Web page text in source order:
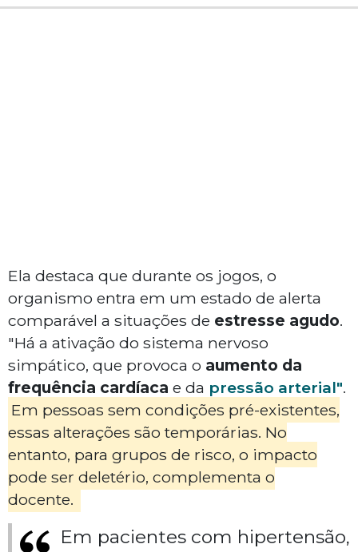
Ela destaca que durante os jogos, o
organismo entra em um estado de alerta
comparável a situações de estresse agudo.
"Há a ativação do sistema nervoso
simpático, que provoca o aumento da
frequência cardíaca e da pressão arterial".
Em pessoas sem condições pré-existentes,
essas alterações são temporárias. No
entanto, para grupos de risco, o impacto
pode ser deletério, complementa o
docente.
Em pacientes com hipertensão,